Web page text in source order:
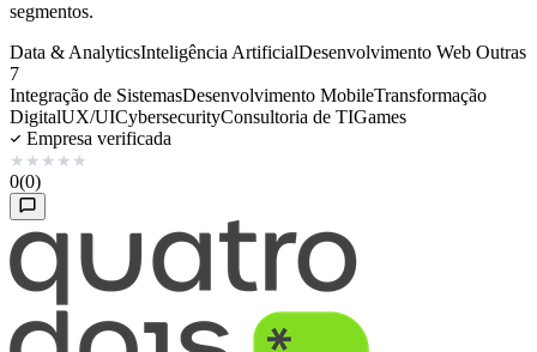
segmentos.
Data & AnalyticsInteligência ArtificialDesenvolvimento Web Outras
7
Integração de SistemasDesenvolvimento MobileTransformação
DigitalUX/UICybersecurityConsultoria de TIGames
Empresa verificada
★ ★ ★ ★ ★
0(0)